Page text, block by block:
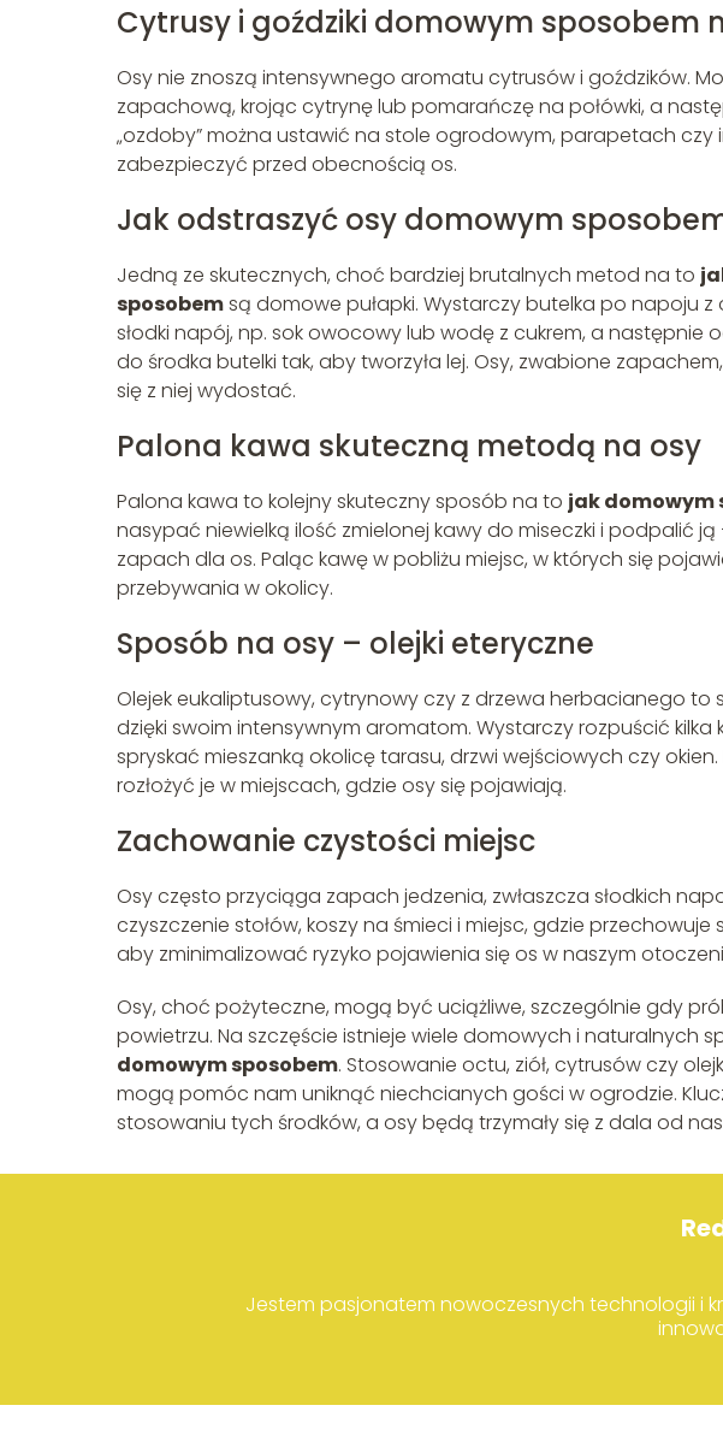
Cytrusy i goździki domowym sposobem
Osy nie znoszą intensywnego aromatu cytrusów i goździków.
zapachową, krojąc cytrynę lub pomarańczę na połówki, a
„ozdoby” można ustawić na stole ogrodowym, parapetach
zabezpieczyć przed obecnością os.
Jak odstraszyć osy domowym
Jedną ze skutecznych, choć bardziej brutalnych metod na to
sposobemsą domowe pułapki. Wystarczy butelka po napoju
słodki napój, np. sok owocowy lub wodę z cukrem, a następnie
do środka butelki tak, aby tworzyła lej. Osy, zwabione
się z niej wydostać.
Palona kawa skuteczną metodą na osy
Palona kawa to kolejny skuteczny sposób na to jak domowym
nasypać niewielką ilość zmielonej kawy do miseczki i podpalić
zapach dla os. Paląc kawę w pobliżu miejsc, w których się
przebywania w okolicy.
Sposób na osy – olejki eteryczne
Olejek eukaliptusowy, cytrynowy czy z drzewa herbacianego
dzięki swoim intensywnym aromatom. Wystarczy rozpuścić
spryskać mieszanką okolicę tarasu, drzwi wejściowych czy
rozłożyć je w miejscach, gdzie osy się pojawiają.
Zachowanie czystości miejsc
Osy często przyciąga zapach jedzenia, zwłaszcza słodkich
czyszczenie stołów, koszy na śmieci i miejsc, gdzie
aby zminimalizować ryzyko pojawienia się os w naszym
Osy, choć pożyteczne, mogą być uciążliwe, szczególnie gdy
powietrzu. Na szczęście istnieje wiele domowych i naturalnych
domowym sposobem. Stosowanie octu, ziół, cytrusów czy
mogą pomóc nam uniknąć niechcianych gości w ogrodzie.
stosowaniu tych środków, a osy będą trzymały się z dala od
Jestem pasjonatem nowoczesnych technologii i